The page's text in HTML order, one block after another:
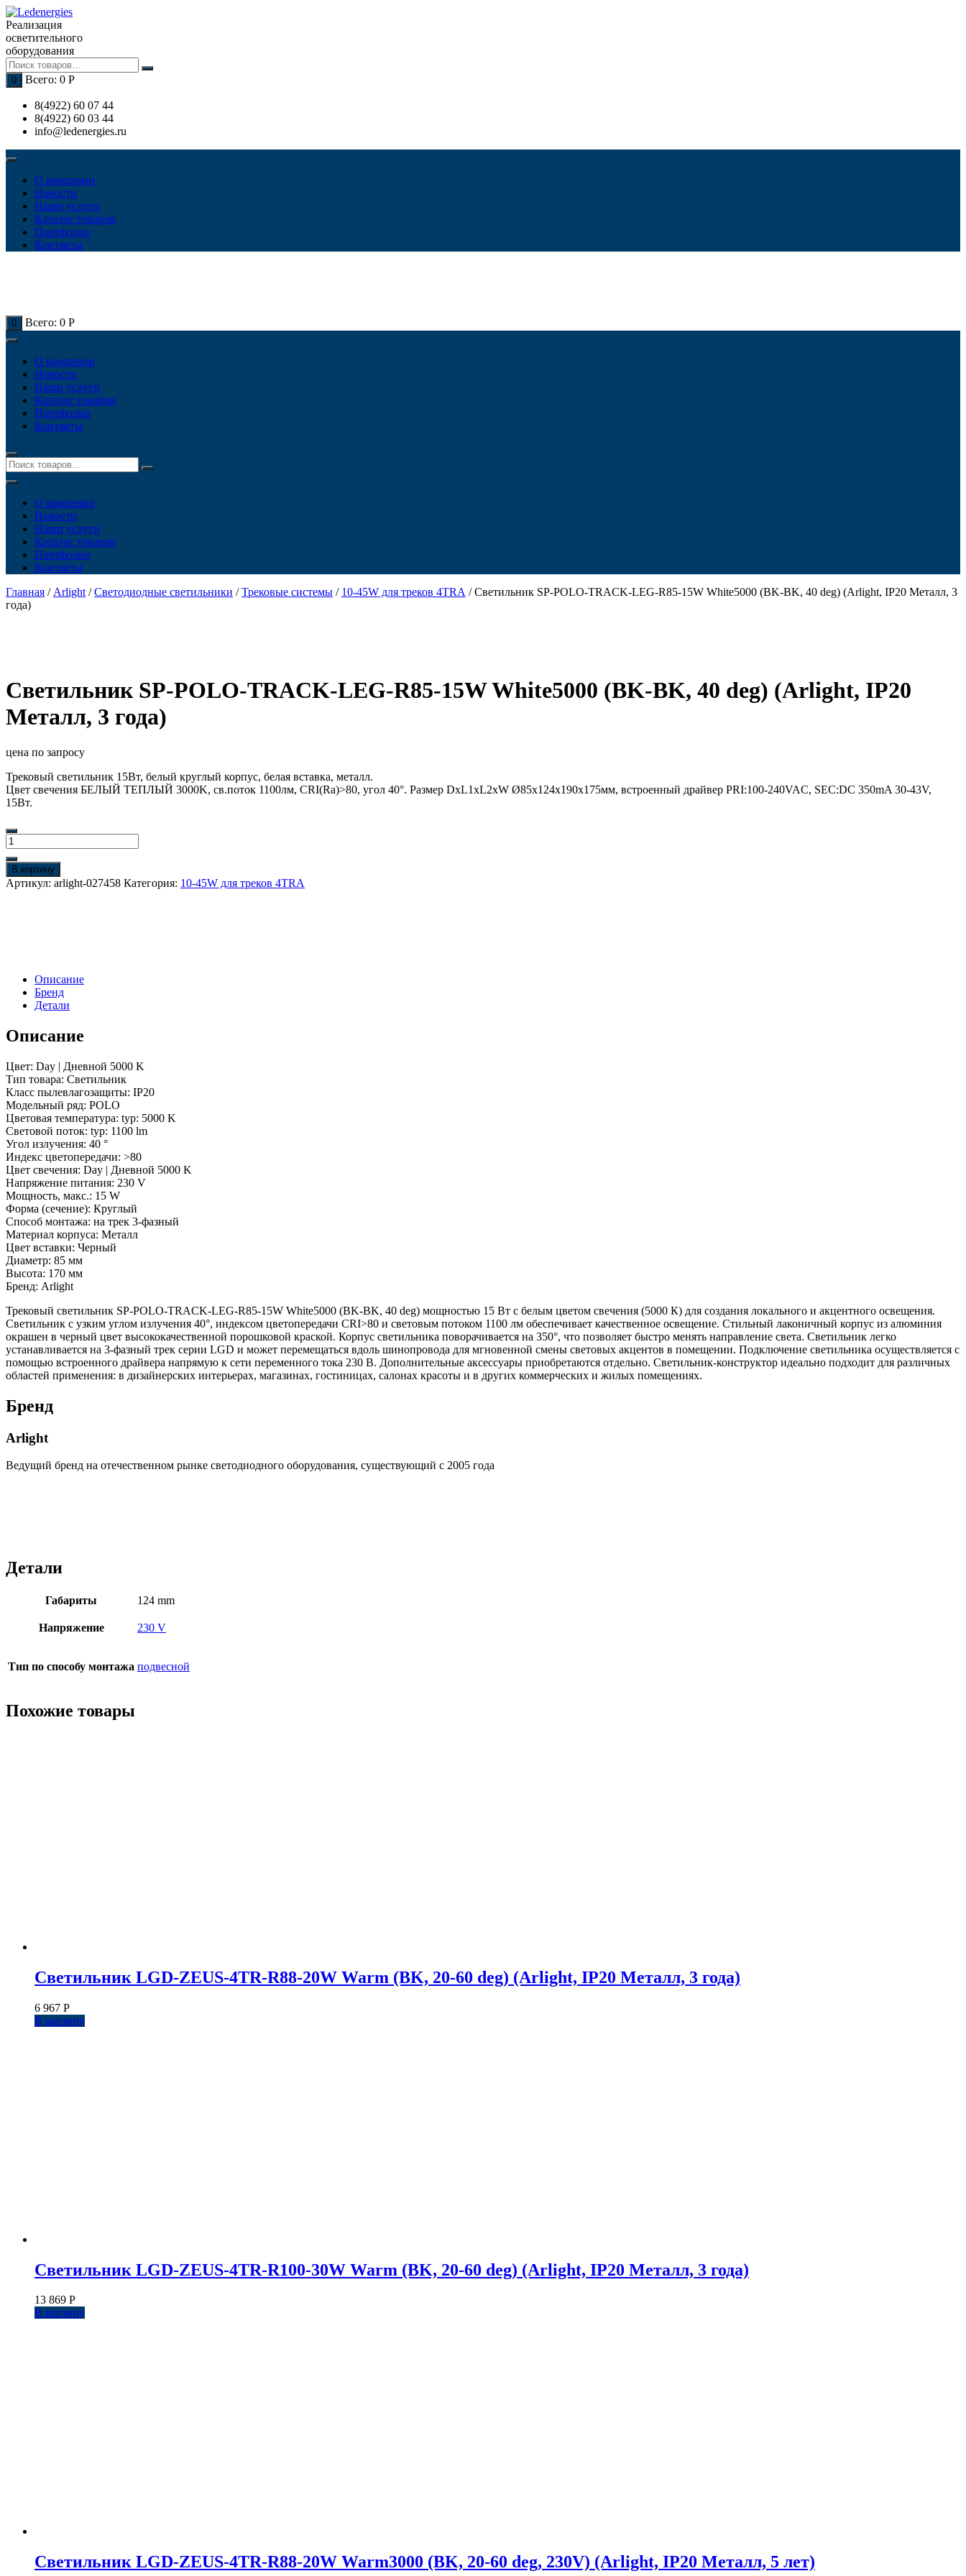
Перейти
к
содержимому
Реализация
осветительного
оборудования
0 Всего: 0 Р
8(4922) 60 07 44
8(4922) 60 03 44
info@ledenergies.ru
О компании
Новости
Наши услуги
Каталог товаров
Портфолио
Контакты
0 Всего: 0 Р
О компании
Новости
Наши услуги
Каталог товаров
Портфолио
Контакты
О компании
Новости
Наши услуги
Каталог товаров
Портфолио
Контакты
Главная / Arlight /Светодиодные светильники /Трековые системы / 10-45W для треков 4TRA / Светильник SP-POLO-TRACK-LEG-R85-15W White5000 (BK-BK, 40 deg) (Arlight, IP20 Металл, 3
года)
Светильник SP-POLO-TRACK-LEG-R85-15W White5000 (BK-BK, 40 deg) (Arlight, IP20
Металл, 3 года)
цена по запросу
Трековый светильник 15Вт, белый круглый корпус, белая вставка, металл.
Цвет свечения БЕЛЫЙ ТЕПЛЫЙ 3000K, св.поток 1100лм, CRI(Ra)>80, угол 40°. Размер DxL1xL2xW Ø85x124x190x175мм, встроенный драйвер PRI:100-240VAC, SEC:DC 350mA 30-43V,
15Вт.
Количество
товара
Светильник
SP-
POLO-
BK,
deg)
IP20
года)
В корзину
Артикул: arlight-027458 Категория: 10-45W для треков 4TRA
Описание
Бренд
Детали
Описание
Цвет: Day | Дневной 5000 K
Тип товара: Светильник
Класс пылевлагозащиты: IP20
Модельный ряд: POLO
Цветовая температура: typ: 5000 K
Световой поток: typ: 1100 lm
Угол излучения: 40 °
Индекс цветопередачи: >80
Цвет свечения: Day | Дневной 5000 K
Напряжение питания: 230 V
Мощность, макс.: 15 W
Форма (сечение): Круглый
Способ монтажа: на трек 3-фазный
Материал корпуса: Металл
Цвет вставки: Черный
Диаметр: 85 мм
Высота: 170 мм
Бренд: Arlight
Трековый светильник SP-POLO-TRACK-LEG-R85-15W White5000 (BK-BK, 40 deg) мощностью 15 Вт с белым цветом свечения (5000 К) для создания локального и акцентного освещения.
Светильник с узким углом излучения 40°, индексом цветопередачи CRI>80 и световым потоком 1100 лм обеспечивает качественное освещение. Стильный лаконичный корпус из алюминия
окрашен в черный цвет высококачественной порошковой краской. Корпус светильника поворачивается на 350°, что позволяет быстро менять направление света. Светильник легко
устанавливается на 3-фазный трек серии LGD и может перемещаться вдоль шинопровода для мгновенной смены световых акцентов в помещении. Подключение светильника осуществляется с
помощью встроенного драйвера напрямую к сети переменного тока 230 В. Дополнительные аксессуары приобретаются отдельно. Светильник-конструктор идеально подходит для различных
областей применения: в дизайнерских интерьерах, магазинах, гостиницах, салонах красоты и в других коммерческих и жилых помещениях.
Бренд
Arlight
Ведущий бренд на отечественном рынке светодиодного оборудования, существующий с 2005 года
Детали
Габариты 124 mm
Напряжение 230 V
Тип по способу монтажа подвесной
Похожие товары
Светильник LGD-ZEUS-4TR-R88-20W Warm (BK, 20-60 deg) (Arlight, IP20 Металл, 3 года)
6 967 Р
В корзину
Светильник LGD-ZEUS-4TR-R100-30W Warm (BK, 20-60 deg) (Arlight, IP20 Металл, 3 года)
13 869 Р
В корзину
Светильник LGD-ZEUS-4TR-R88-20W Warm3000 (BK, 20-60 deg, 230V) (Arlight, IP20 Металл, 5 лет)